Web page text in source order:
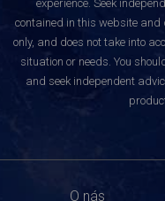
experience. Seek
contained in this website and
only, and does not take into
situation or needs. You
and seek independent
O nás